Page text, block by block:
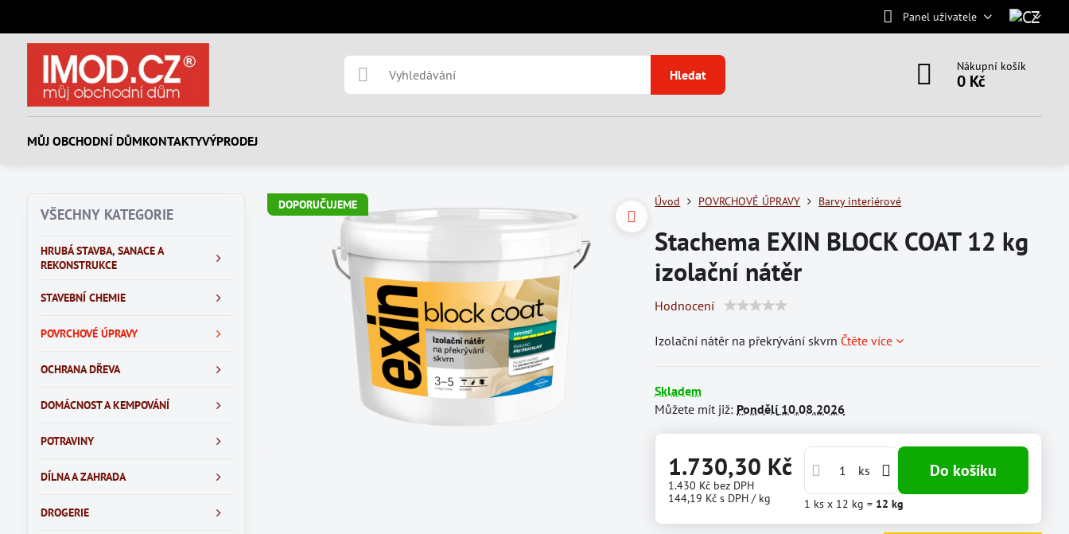
Panel uživatele
Hledat
Nákupní košík
0 Kč
MŮJ OBCHODNÍ DŮMKONTAKTYVÝPRODEJ
DOPORUČUJEME Úvod POVRCHOVÉ ÚPRAVY Barvy interiérové
Stachema EXIN BLOCK COAT 12 kg
izolační nátěr
Hodnocení
Izolační nátěr na překrývání skvrn Čtěte více
Skladem
Můžete mít již: Pondělí 10.08.2026
1.730,30 Kč
1.430 Kč bez DPH
144,19 Kč s DPH / kg
ks Do košíku
1 ksx 12 kg = 12 kg
VŠECHNY KATEGORIE
HRUBÁ STAVBA, SANACE A
REKONSTRUKCE
STAVEBNÍ CHEMIE
POVRCHOVÉ ÚPRAVY
OCHRANA DŘEVA
DOMÁCNOST A KEMPOVÁNÍ
POTRAVINY
DÍLNA A ZAHRADA
DROGERIE